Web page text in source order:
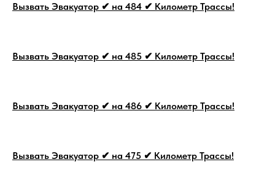
Вызвать Эвакуатор ✔ на 484 ✔ Километр Трассы!
Вызвать Эвакуатор ✔ на 485 ✔ Километр Трассы!
Вызвать Эвакуатор ✔ на 486 ✔ Километр Трассы!
Вызвать Эвакуатор ✔ на 475 ✔ Километр Трассы!